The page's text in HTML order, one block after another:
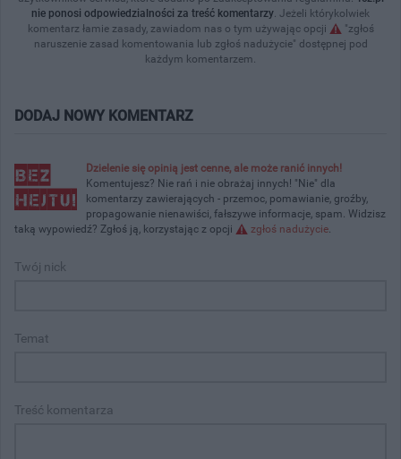
nie ponosi odpowiedzialności za treść komentarzy. Jeżeli którykolwiek
komentarz łamie zasady, zawiadom nas o tym używając opcji
"zgłoś
naruszenie zasad komentowania lub zgłoś nadużycie" dostępnej pod
każdym komentarzem.
DODAJ NOWY KOMENTARZ
Dzielenie się opinią jest cenne, ale może ranić innych!
Komentujesz? Nie rań i nie obrażaj innych! "Nie" dla
komentarzy zawierających - przemoc, pomawianie, groźby,
propagowanie nienawiści, fałszywe informacje, spam. Widzisz
taką wypowiedź? Zgłoś ją, korzystając z opcji
zgłoś nadużycie.
Twój nick
Temat
Treść komentarza